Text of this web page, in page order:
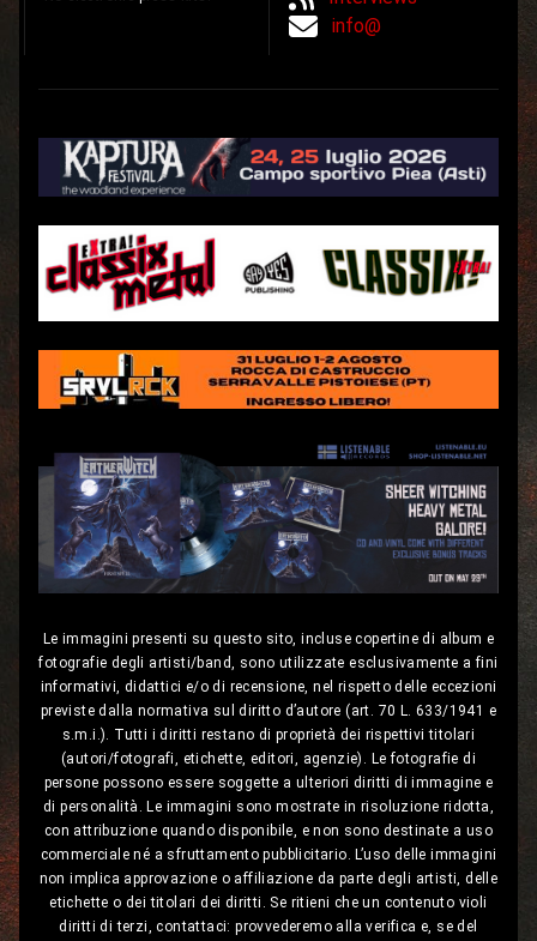
info@
Le immagini presenti su questo sito, incluse copertine di album e
fotografie degli artisti/band, sono utilizzate esclusivamente a fini
informativi, didattici e/o di recensione, nel rispetto delle eccezioni
previste dalla normativa sul diritto d’autore (art. 70 L. 633/1941 e
s.m.i.). Tutti i diritti restano di proprietà dei rispettivi titolari
(autori/fotografi, etichette, editori, agenzie). Le fotografie di
persone possono essere soggette a ulteriori diritti di immagine e
di personalità. Le immagini sono mostrate in risoluzione ridotta,
con attribuzione quando disponibile, e non sono destinate a uso
commerciale né a sfruttamento pubblicitario. L’uso delle immagini
non implica approvazione o affiliazione da parte degli artisti, delle
etichette o dei titolari dei diritti. Se ritieni che un contenuto violi
diritti di terzi, contattaci: provvederemo alla verifica e, se del